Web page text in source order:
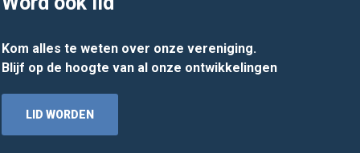
Kom alles te weten over onze vereniging.
Blijf op de hoogte van al onze ontwikkelingen
LID WORDEN